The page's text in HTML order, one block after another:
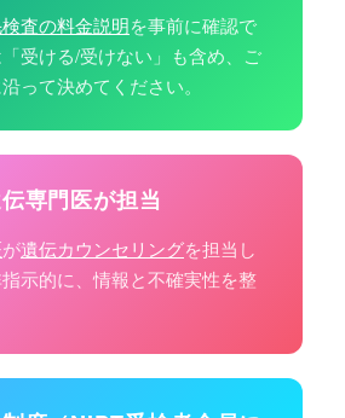
査の料金説明を事前に確認で
受ける/受けない」も含め、ご
って決めてください。
専門医が担当
が遺伝カウンセリングを担当し
示的に、情報と不確実性を整